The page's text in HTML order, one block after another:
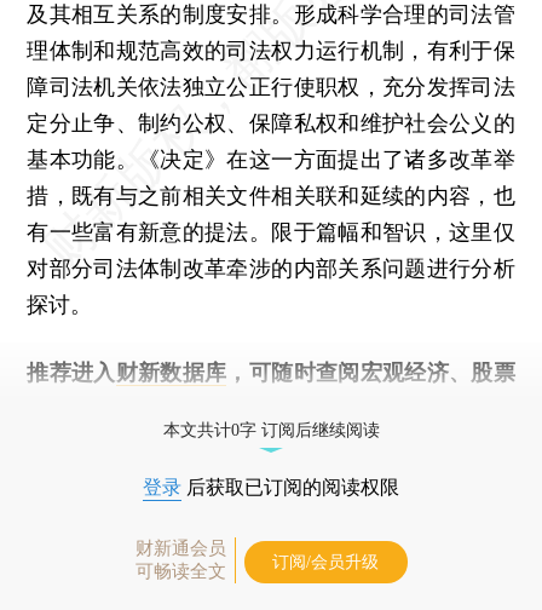
及其相互关系的制度安排。形成科学合理的司法管
理体制和规范高效的司法权力运行机制，有利于保
障司法机关依法独立公正行使职权，充分发挥司法
定分止争、制约公权、保障私权和维护社会公义的
基本功能。《决定》在这一方面提出了诸多改革举
措，既有与之前相关文件相关联和延续的内容，也
有一些富有新意的提法。限于篇幅和智识，这里仅
对部分司法体制改革牵涉的内部关系问题进行分析
探讨。
推荐进入 财新数据库 ，可随时查阅宏观经济、股票
本文共计0字 订阅后继续阅读
登录 后获取已订阅的阅读权限
财新通会员
可畅读全文
订阅/会员升级